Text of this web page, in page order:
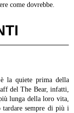
come dovrebbe.
la quiete prima della
del The Bear, infatti,
lunga della loro vita,
sempre di più i